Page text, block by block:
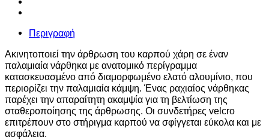
Περιγραφή
Ακινητοποιεί την άρθρωση του καρπού χάρη σε έναν
παλαμιαία νάρθηκα με ανατομικό περίγραμμα
κατασκευασμένο από διαμορφωμένο ελατό αλουμίνιο, που
περιορίζει την παλαμιαία κάμψη. Ένας ραχιαίος νάρθηκας
παρέχει την απαραίτητη ακαμψία για τη βελτίωση της
σταθεροποίησης της άρθρωσης. Οι συνδετήρες velcro
επιτρέπουν στο στήριγμα καρπού να σφίγγεται εύκολα και με
ασφάλεια.